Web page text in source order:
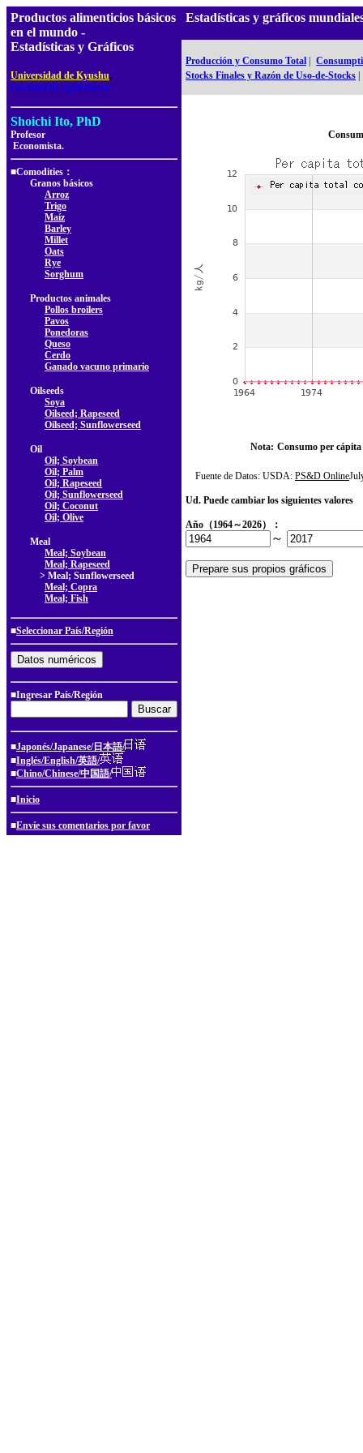
Productos alimenticios básicos
en el mundo -
Estadísticas y Gráficos
Universidad de Kyushu,
Facultad de Agricultura
Shoichi Ito, PhD
Profesor
Economista.
■Comodities：
Granos básicos
Arroz
Trigo
Maíz
Barley
Millet
Oats
Rye
Sorghum
Productos animales
Pollos broilers
Pavos
Ponedoras
Queso
Cerdo
Ganado vacuno primario
Oilseeds
Soya
Oilseed; Rapeseed
Oilseed; Sunflowerseed
Oil
Oil; Soybean
Oil; Palm
Oil; Rapeseed
Oil; Sunflowerseed
Oil; Coconut
Oil; Olive
Meal
Meal; Soybean
Meal; Rapeseed
> Meal; Sunflowerseed
Meal; Copra
Meal; Fish
■Seleccionar País/Región
■Ingresar País/Región
■Japonés/Japanese/日本語/
■Inglés/English/英語/
■Chino/Chinese/中国語/
■Inicio
■Envíe sus comentarios por favor
Estadísticas y gráficos
Producción y Consumo Total
Stocks Finales y Razón de Uso-de-Stocks
Nota: Consumo per cápita
Fuente de Datos: USDA: PS&D Online
Ud. Puede cambiar los siguientes valores
Año（1964～2026）：
～